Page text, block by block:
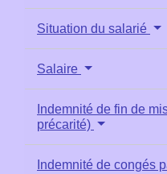
Situation du salarié
Salaire
Indemnité de fin de
précarité)
Indemnité de congés